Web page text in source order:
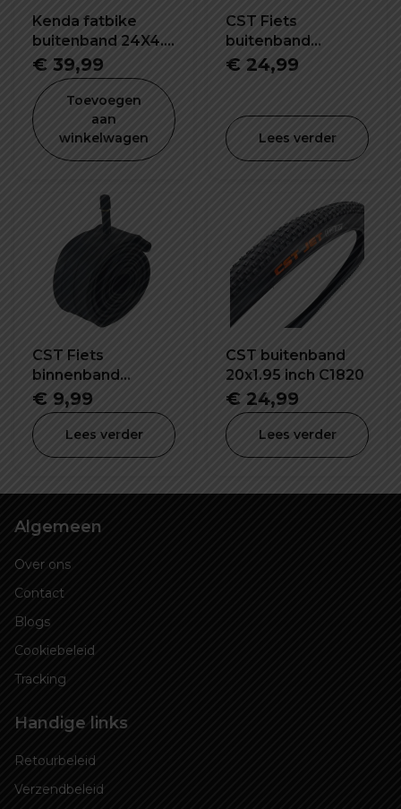
Kenda fatbike
buitenband 24X4.0
inch K1188
€ 39,99
Toevoegen
aan
winkelwagen
CST Fiets
buitenband
26x1.95 inch C1820
€ 24,99
Lees verder
CST Fiets
binnenband
26X2.2/2.5 inch SV-
48mm
€ 9,99
Lees verder
CST buitenband
20x1.95 inch C1820
€ 24,99
Lees verder
Algemeen
Over ons
Contact
Blogs
Cookiebeleid
Tracking
Handige links
Retourbeleid
Verzendbeleid